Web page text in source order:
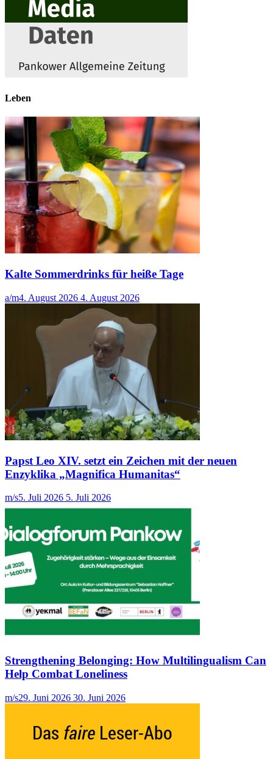
Leben
Kalte Sommerdrinks für heiße Tage
a/m4. August 2026 4. August 2026
Papst Leo XIV. setzt ein Zeichen mit der neuen
Enzyklika „Magnifica Humanitas“
m/s5. Juli 2026 5. Juli 2026
Strengthening Belonging: How Multilingualism Can
Help Combat Loneliness
m/s29. Juni 2026 30. Juni 2026